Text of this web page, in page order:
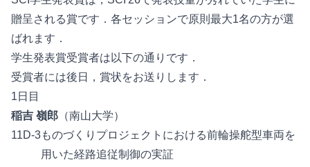
贈呈される賞です．各セッションで原則最大1名の方が選
ばれます．
学生発表賞受賞者は以下の通りです．
受賞者には後日，賞状をお送りします．
1日目
稲吉 嶺郎 （南山大学）
11D-3ものづくりプロジェクトにおける前輪操舵型車両を
用いた経路追従制御の実証